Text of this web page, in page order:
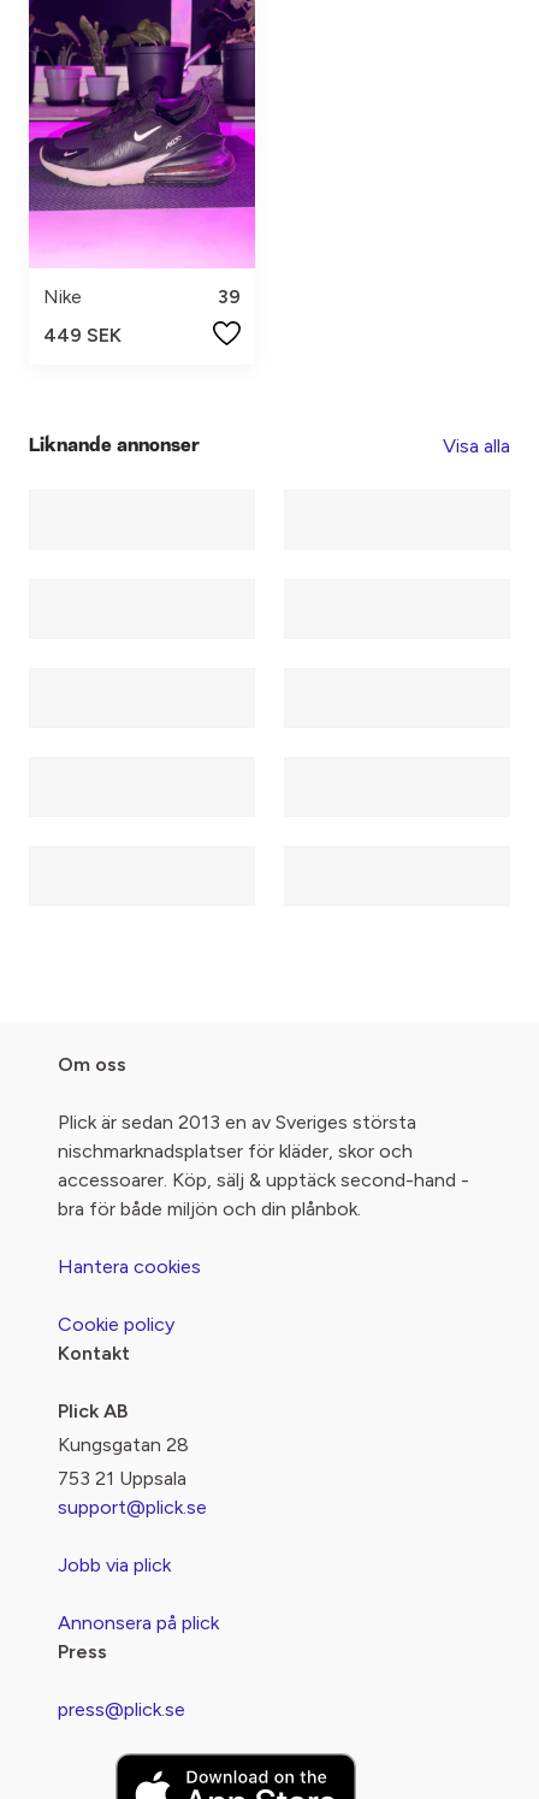
Nike
39
449 SEK
Liknande annonser Visa alla
Om oss
Plick är sedan 2013 en av Sveriges största
nischmarknadsplatser för kläder, skor och
accessoarer. Köp, sälj & upptäck second-hand -
bra för både miljön och din plånbok.
Hantera cookies
Cookie policy
Kontakt
Plick AB
Kungsgatan 28
753 21 Uppsala
support@plick.se
Jobb via plick
Annonsera på plick
Press
press@plick.se